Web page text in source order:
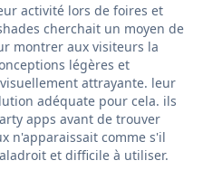
activité lors de foires et
cherchait un moyen de
montrer aux visiteurs la
légères et
attrayante. leur
adéquate pour cela. ils
apps avant de trouver
n'apparaissait comme s'il
et difficile à utiliser.